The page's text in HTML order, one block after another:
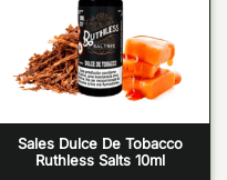
Sales Dulce De Tobacco
Ruthless Salts 10ml